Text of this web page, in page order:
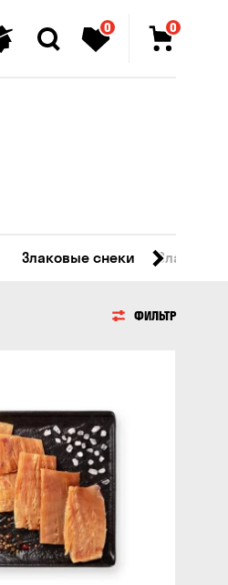
0 0
Злаковые снеки Сладости
ФИЛЬТР